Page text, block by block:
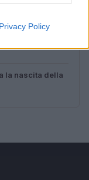
Privacy Policy
la nascita della